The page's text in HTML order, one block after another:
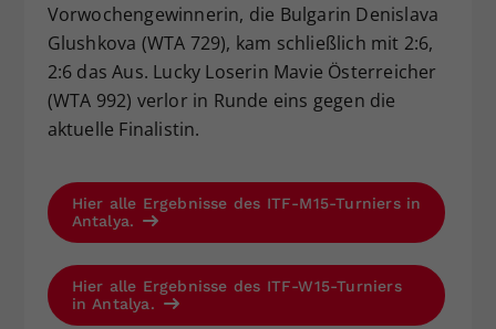
Vorwochengewinnerin, die Bulgarin Denislava
Glushkova (WTA 729), kam schließlich mit 2:6,
2:6 das Aus. Lucky Loserin Mavie Österreicher
(WTA 992) verlor in Runde eins gegen die
aktuelle Finalistin.
Hier alle Ergebnisse des ITF-M15-Turniers in
Antalya.
Hier alle Ergebnisse des ITF-W15-Turniers
in Antalya.